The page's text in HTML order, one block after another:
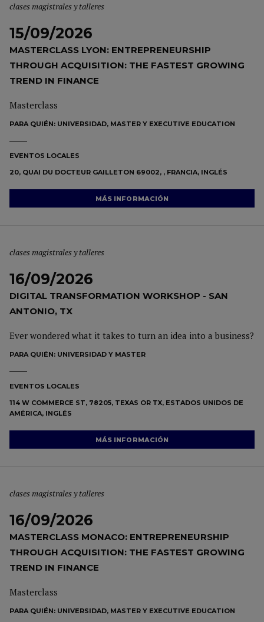
clases magistrales y talleres
15/09/2026
MASTERCLASS LYON: ENTREPRENEURSHIP
THROUGH ACQUISITION: THE FASTEST GROWING
TREND IN FINANCE
Masterclass
PARA QUIÉN: UNIVERSIDAD, MASTER Y EXECUTIVE EDUCATION
EVENTOS LOCALES
20, QUAI DU DOCTEUR GAILLETON 69002, , FRANCIA, INGLÉS
MÁS INFORMACIÓN
clases magistrales y talleres
16/09/2026
DIGITAL TRANSFORMATION WORKSHOP - SAN
ANTONIO, TX
Ever wondered what it takes to turn an idea into a business?
PARA QUIÉN: UNIVERSIDAD Y MASTER
EVENTOS LOCALES
114 W COMMERCE ST, 78205, TEXAS OR TX, ESTADOS UNIDOS DE
AMÉRICA, INGLÉS
MÁS INFORMACIÓN
clases magistrales y talleres
16/09/2026
MASTERCLASS MONACO: ENTREPRENEURSHIP
THROUGH ACQUISITION: THE FASTEST GROWING
TREND IN FINANCE
Masterclass
PARA QUIÉN: UNIVERSIDAD, MASTER Y EXECUTIVE EDUCATION